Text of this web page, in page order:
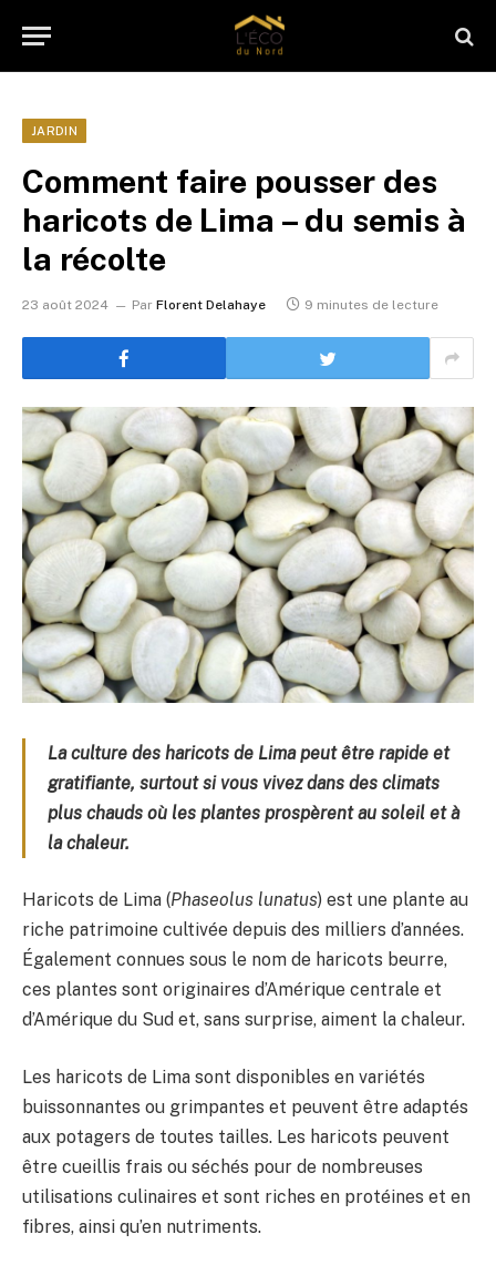
JARDIN
Comment faire pousser des
haricots de Lima – du semis à
la récolte
23 août 2024 Par Florent Delahaye 9 minutes de lecture
La culture des haricots de Lima peut être rapide et
gratifiante, surtout si vous vivez dans des climats
plus chauds où les plantes prospèrent au soleil et à
la chaleur.
Haricots de Lima (Phaseolus lunatus) est une plante au
riche patrimoine cultivée depuis des milliers d’années.
Également connues sous le nom de haricots beurre,
ces plantes sont originaires d’Amérique centrale et
d’Amérique du Sud et, sans surprise, aiment la chaleur.
Les haricots de Lima sont disponibles en variétés
buissonnantes ou grimpantes et peuvent être adaptés
aux potagers de toutes tailles. Les haricots peuvent
être cueillis frais ou séchés pour de nombreuses
utilisations culinaires et sont riches en protéines et en
fibres, ainsi qu’en nutriments.